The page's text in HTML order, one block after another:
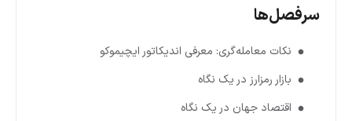
سرفصل‌ها
نکات معامله‌گری: معرفی اندیکاتور ایچیموکو
بازار رمزارز در یک نگاه
اقتصاد جهان در یک نگاه